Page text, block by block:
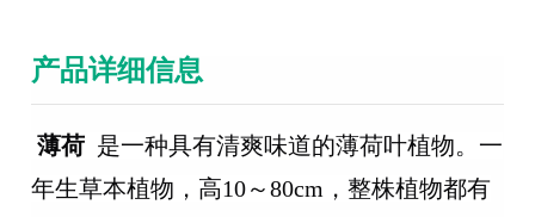
产品详细信息
薄荷 是一种具有清爽味道的薄荷叶植物。一
年生草本植物，高10～80cm，整株植物都有